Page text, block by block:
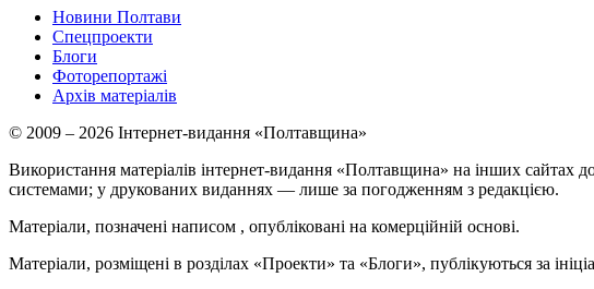
Новини Полтави
Спецпроекти
Блоги
Фоторепортажі
Архів матеріалів
© 2009 – 2026 Інтернет-видання «Полтавщина»
Використання матеріалів інтернет-видання «Полтавщина» на інших сайтах
системами; у друкованих виданнях — лише за погодженням з редакцією.
Матеріали, позначені написом , опубліковані на комерційній основі.
Матеріали, розміщені в розділах «Проекти» та «Блоги», публікуються за